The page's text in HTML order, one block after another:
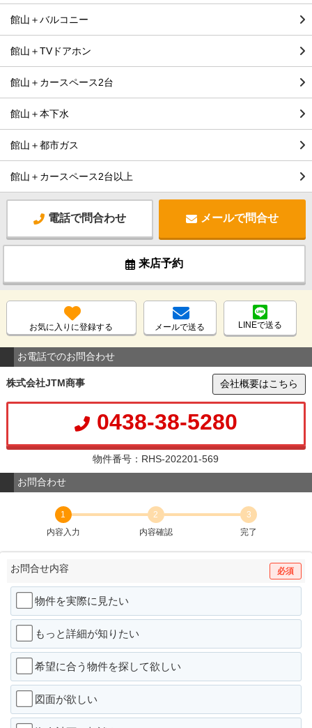
館山＋バルコニー
館山＋TVドアホン
館山＋カースペース2台
館山＋本下水
館山＋都市ガス
館山＋カースペース2台以上
電話で問合わせ メールで問合せ
来店予約
お気に入りに登録する メールで送る LINEで送る
お電話でのお問合わせ
株式会社JTM商事 会社概要はこちら
0438-38-5280
物件番号：RHS-202201-569
お問合わせ
1
内容入力
2
内容確認
3
完了
お問合せ内容 必須
物件を実際に見たい
もっと詳細が知りたい
希望に合う物件を探して欲しい
図面が欲しい